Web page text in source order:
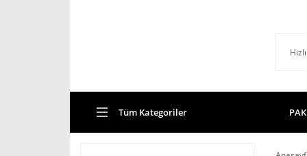
Tüm Kategoriler